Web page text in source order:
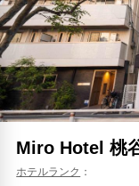
Miro Hotel 桃
ホテルランク